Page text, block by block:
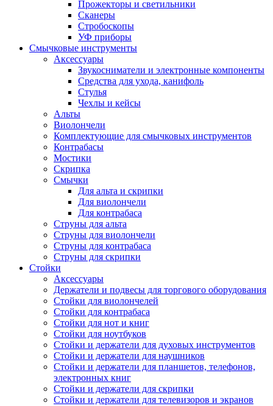
Прожекторы и светильники
Сканеры
Стробоскопы
УФ приборы
Смычковые инструменты
Аксессуары
Звукосниматели и электронные компоненты
Средства для ухода, канифоль
Стулья
Чехлы и кейсы
Альты
Виолончели
Комплектующие для смычковых инструментов
Контрабасы
Мостики
Скрипка
Смычки
Для альта и скрипки
Для виолончели
Для контрабаса
Струны для альта
Струны для виолончели
Струны для контрабаса
Струны для скрипки
Стойки
Аксессуары
Держатели и подвесы для торгового оборудования
Стойки для виолончелей
Стойки для контрабаса
Стойки для нот и книг
Стойки для ноутбуков
Стойки и держатели для духовых инструментов
Стойки и держатели для наушников
Стойки и держатели для планшетов, телефонов,
электронных книг
Стойки и держатели для скрипки
Стойки и держатели для телевизоров и экранов